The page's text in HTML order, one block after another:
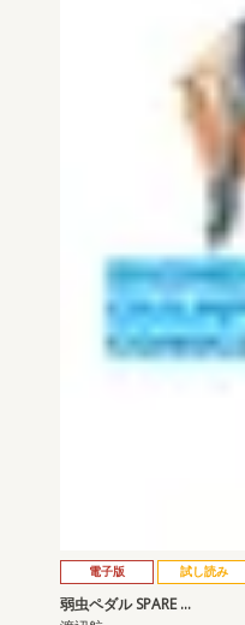
電子版 試し読み
弱虫ペダル SPARE …